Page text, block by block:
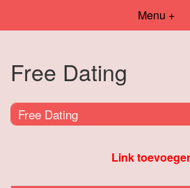
Menu +
Free Dating
Free Dating
Link